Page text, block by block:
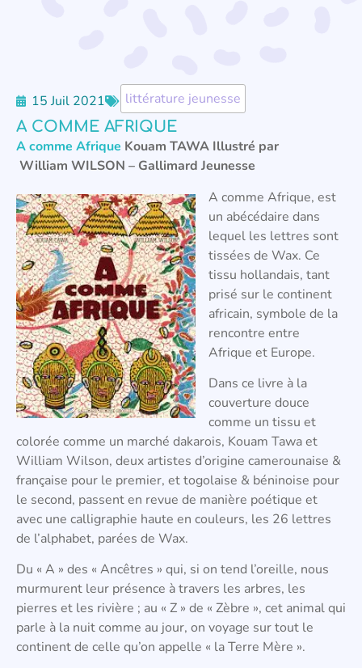
15 Juil 2021 littérature jeunesse
A COMME AFRIQUE
A comme Afrique Kouam TAWA Illustré par
William WILSON – Gallimard Jeunesse
A comme Afrique, est
un abécédaire dans
lequel les lettres sont
tissées de Wax. Ce
tissu hollandais, tant
prisé sur le continent
africain, symbole de la
rencontre entre
Afrique et Europe.
Dans ce livre à la
couverture douce
comme un tissu et
colorée comme un marché dakarois, Kouam Tawa et
William Wilson, deux artistes d’origine camerounaise &
française pour le premier, et togolaise & béninoise pour
le second, passent en revue de manière poétique et
avec une calligraphie haute en couleurs, les 26 lettres
de l’alphabet, parées de Wax.
Du « A » des « Ancêtres » qui, si on tend l’oreille, nous
murmurent leur présence à travers les arbres, les
pierres et les rivière ; au « Z » de « Zèbre », cet animal qui
parle à la nuit comme au jour, on voyage sur tout le
continent de celle qu’on appelle « la Terre Mère ».